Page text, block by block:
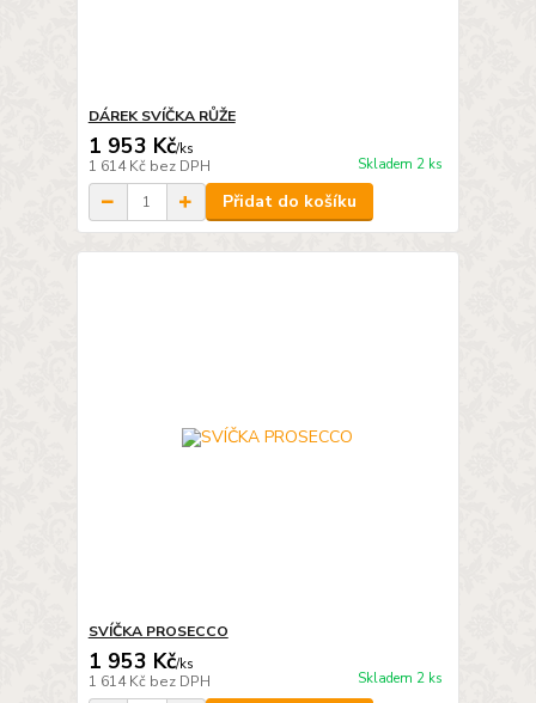
DÁREK SVÍČKA RŮŽE
1 953 Kč/ks
1 614 Kč bez DPH Skladem 2 ks
Přidat do košíku
SVÍČKA PROSECCO
1 953 Kč/ks
1 614 Kč bez DPH Skladem 2 ks